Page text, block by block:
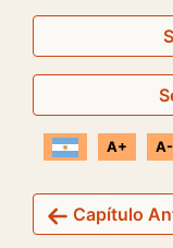
A+ A-
Capítulo